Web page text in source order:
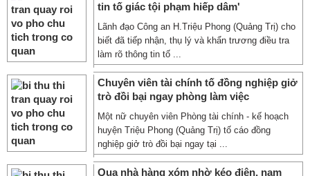
tin tố giác tội phạm hiếp dâm'
Lãnh đạo Công an H.Triệu Phong (Quảng Trị) cho
biết đã tiếp nhận, thụ lý và khẩn trương điều tra
làm rõ thông tin tố ...
Chuyên viên tài chính tố đồng nghiệp giở
trò đồi bại ngay phòng làm việc
Một nữ chuyên viên Phòng tài chính - kế hoạch
huyện Triệu Phong (Quảng Trị) tố cáo đồng
nghiệp giở trò đồi bại ngay tại ...
Qua nhà hàng xóm nhờ kéo điện, nam